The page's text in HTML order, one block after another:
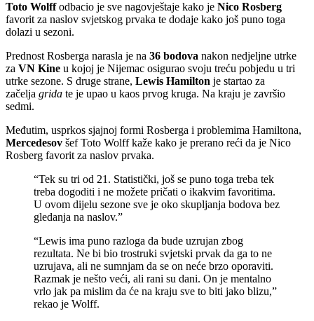
Toto Wolffodbacio je sve nagovještaje kako je Nico Rosberg
favorit za naslov svjetskog prvaka te dodaje kako još puno toga
dolazi u sezoni.
Prednost Rosberga narasla je na 36 bodova nakon nedjeljne utrke
za VN Kine u kojoj je Nijemac osigurao svoju treću pobjedu u tri
utrke sezone. S druge strane, Lewis Hamilton je startao za
začelja grida te je upao u kaos prvog kruga. Na kraju je završio
sedmi.
Međutim, usprkos sjajnoj formi Rosberga i problemima Hamiltona,
Mercedesov šef Toto Wolff kaže kako je prerano reći da je Nico
Rosberg favorit za naslov prvaka.
“Tek su tri od 21. Statistički, još se puno toga treba tek
treba dogoditi i ne možete pričati o ikakvim favoritima.
U ovom dijelu sezone sve je oko skupljanja bodova bez
gledanja na naslov.”
“Lewis ima puno razloga da bude uzrujan zbog
rezultata. Ne bi bio trostruki svjetski prvak da ga to ne
uzrujava, ali ne sumnjam da se on neće brzo oporaviti.
Razmak je nešto veći, ali rani su dani. On je mentalno
vrlo jak pa mislim da će na kraju sve to biti jako blizu,”
rekao je Wolff.